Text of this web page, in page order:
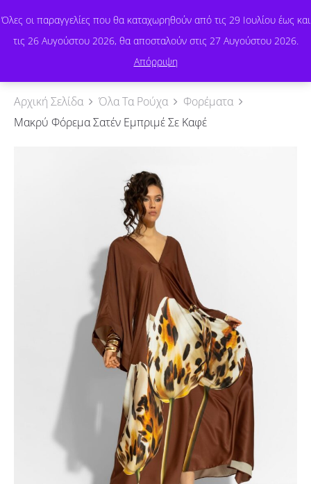
Όλες οι παραγγελίες που θα καταχωρηθούν από τις 29 Ιουλίου έως και
τις 26 Αυγούστου 2026, θα αποσταλούν στις 27 Αυγούστου 2026.
Απόρριψη
Αρχική Σελίδα Όλα Τα Ρούχα
Φορέματα
Μακρύ Φόρεμα Σατέν Εμπριμέ Σε Καφέ